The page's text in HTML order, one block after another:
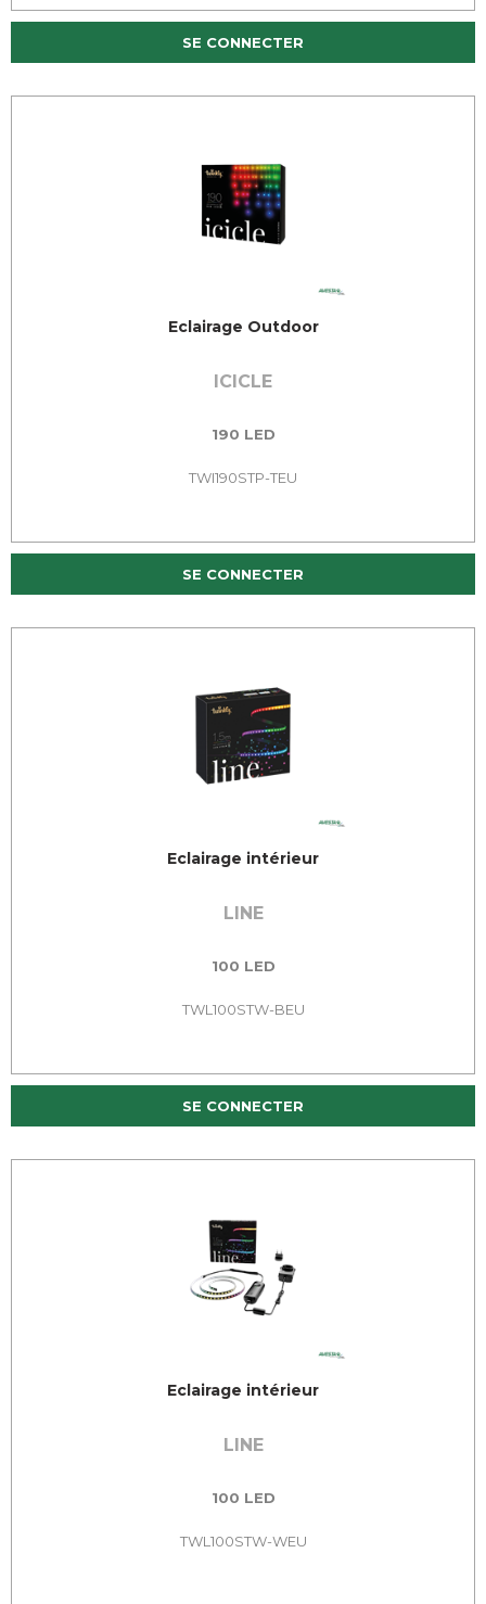
SE CONNECTER
Eclairage Outdoor
ICICLE
190 LED
TWI190STP-TEU
SE CONNECTER
Eclairage intérieur
LINE
100 LED
TWL100STW-BEU
SE CONNECTER
Eclairage intérieur
LINE
100 LED
TWL100STW-WEU